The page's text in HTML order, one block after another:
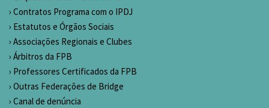
Contratos Programa com o IPDJ
Estatutos e Órgãos Sociais
Associações Regionais e Clubes
Árbitros da FPB
Professores Certificados da FPB
Outras Federações de Bridge
Canal de denúncia